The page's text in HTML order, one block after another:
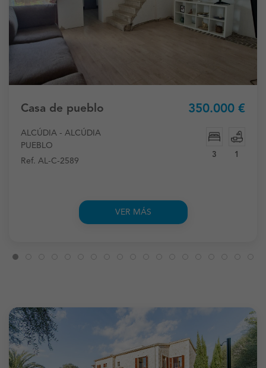
Casa de pueblo 350.000 €
ALCÚDIA - ALCÚDIA
PUEBLO
Ref. AL-C-2589
3 1
VER MÁS